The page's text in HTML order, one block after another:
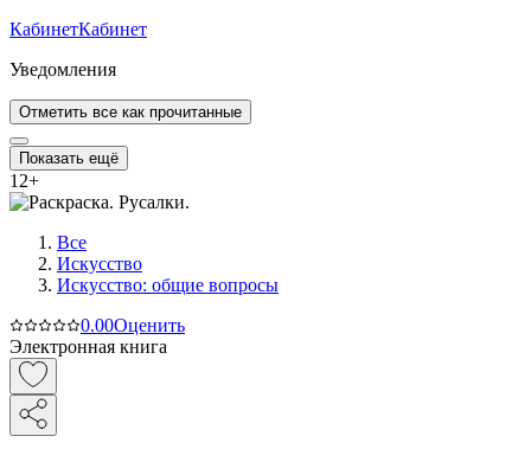
КабинетКабинет
Уведомления
Отметить все как прочитанные
Показать ещё
12+
Все
Искусство
Искусство: общие вопросы
0.00Оценить
Электронная книга